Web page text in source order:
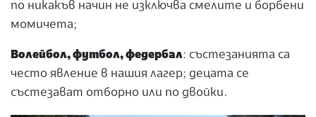
по никакъв начин не изключва смелите и борбени
момичета;
Волейбол, футбол, федербал: състезанията са
често явление в нашия лагер; децата се
състезават отборно или по двойки.